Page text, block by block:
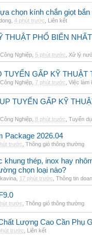
chọn kính chắn giọt bắn
4 phút trước Liên kết
THUẬT PHỔ BIẾN
Nghiệp 5 phút trước Xử lý
TUYỂN GẤP KỸ THUẬT
Nghiệp 7 phút trước Việc làm
TUYỂN GẤP KỸ
Nghiệp 8 phút trước Tuyển
Package 2026.04
trước Thông gió thông thường
khung thép, inox hay
chọn loại nào?
17 phút trước Thông tin
trước Thông gió thông thường
Lượng Cao Cần Phụ
trước Liên kết